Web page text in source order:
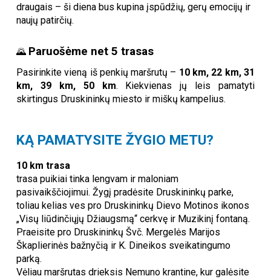
draugais – ši diena bus kupina įspūdžių, gerų emocijų ir
naujų patirčių.
🌄 Paruošėme net 5 trasas
Pasirinkite vieną iš penkių maršrutų – 10 km, 22 km, 31
km, 39 km, 50 km. Kiekvienas jų leis pamatyti
skirtingus Druskininkų miesto ir miškų kampelius.
KĄ PAMATYSITE ŽYGIO METU?
10 km trasa
trasa puikiai tinka lengvam ir maloniam
pasivaikščiojimui. Žygį pradėsite Druskininkų parke,
toliau kelias ves pro Druskininkų Dievo Motinos ikonos
„Visų liūdinčiųjų Džiaugsmą“ cerkvę ir Muzikinį fontaną.
Praeisite pro Druskininkų Švč. Mergelės Marijos
Škaplierinės bažnyčią ir K. Dineikos sveikatingumo
parką.
Vėliau maršrutas drieksis Nemuno krantine, kur galėsite